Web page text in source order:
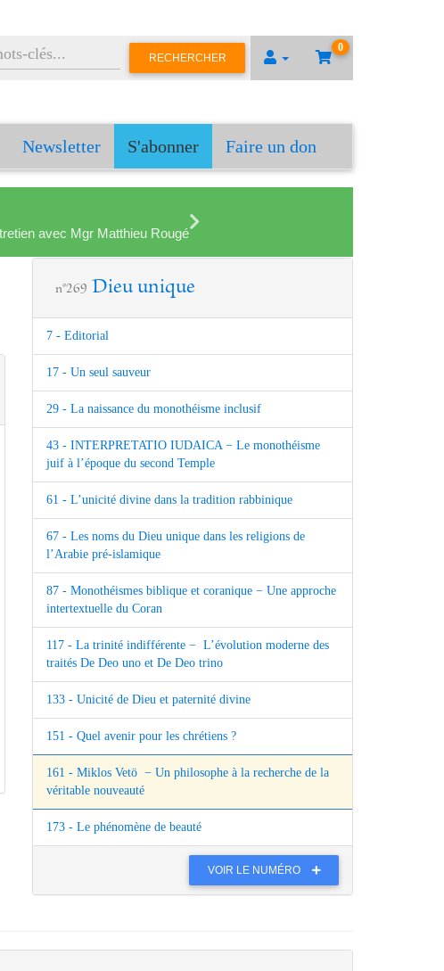
0
RECHERCHER
Newsletter S'abonner Faire un don
avec Mgr Matthieu Rougé
n°269 Dieu unique
7 - Editorial
17 - Un seul sauveur
29 - La naissance du monothéisme inclusif
43 - INTERPRETATIO IUDAICA − Le monothéisme
juif à l’époque du second Temple
61 - L’unicité divine dans la tradition rabbinique
67 - Les noms du Dieu unique dans les religions de
l’Arabie pré-islamique
87 - Monothéismes biblique et coranique − Une approche
intertextuelle du Coran
117 - La trinité indifférente − L’évolution moderne des
traités De Deo uno et De Deo trino
133 - Unicité de Dieu et paternité divine
151 - Quel avenir pour les chrétiens ?
161 - Miklos Vetö − Un philosophe à la recherche de la
véritable nouveauté
173 - Le phénomène de beauté
VOIR LE NUMÉRO